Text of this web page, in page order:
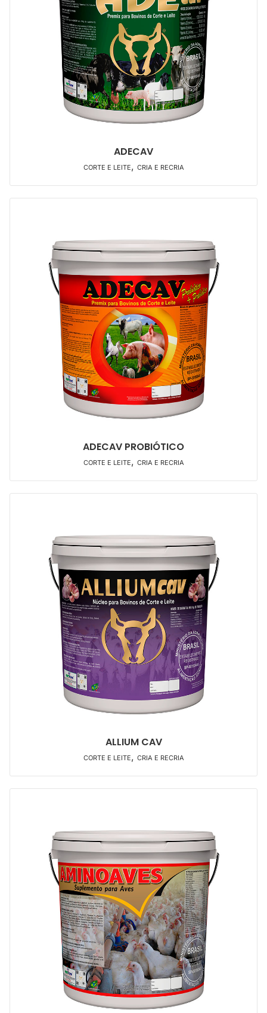
ADECAV
CORTE E LEITE, CRIA E RECRIA
ADECAV PROBIÓTICO
CORTE E LEITE, CRIA E RECRIA
ALLIUM CAV
CORTE E LEITE, CRIA E RECRIA